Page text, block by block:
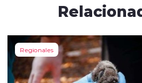
Regionales